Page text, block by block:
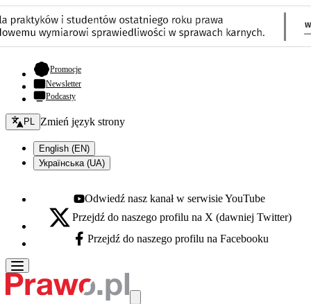
Promocje- otwiera się w nowej karcie
Newsletter
Podcasty
Zmień język - bieżący:
PL Zmień język strony
English (EN)
Українська (UA)
Youtube - otwiera się w nowej karcie
Odwiedź nasz kanał w serwisie YouTube
X - otwiera się w nowej karcie
Przejdź do naszego profilu na X (dawniej Twitter)
Facebook - otwiera się w nowej karcie
Przejdź do naszego profilu na Facebooku